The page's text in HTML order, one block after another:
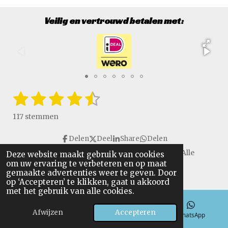
Deze website maakt gebruik van cookies
om uw ervaring te verbeteren en op maat
gemaakte advertenties weer te geven. Door
op ‘Accepteren’ te klikken, gaat u akkoord
met het gebruik van alle cookies.
Afwijzen Accepteren
Veilig en vertrouwd betalen met:
R
a
t
n
g
:
4
.
1
s
e
r
2
s
e
r
r
e
n
3
s
e
r
r
e
n
4
t
e
r
r
e
5
t
e
r
r
e
S
e
117 stemmen
Delen Deel Share Delen
Copyright © 2016 - 2026 VanGulikSpecialTools. Alle
rechten voorbehouden.
E-mailadres Telefoonnummer WhatsApp